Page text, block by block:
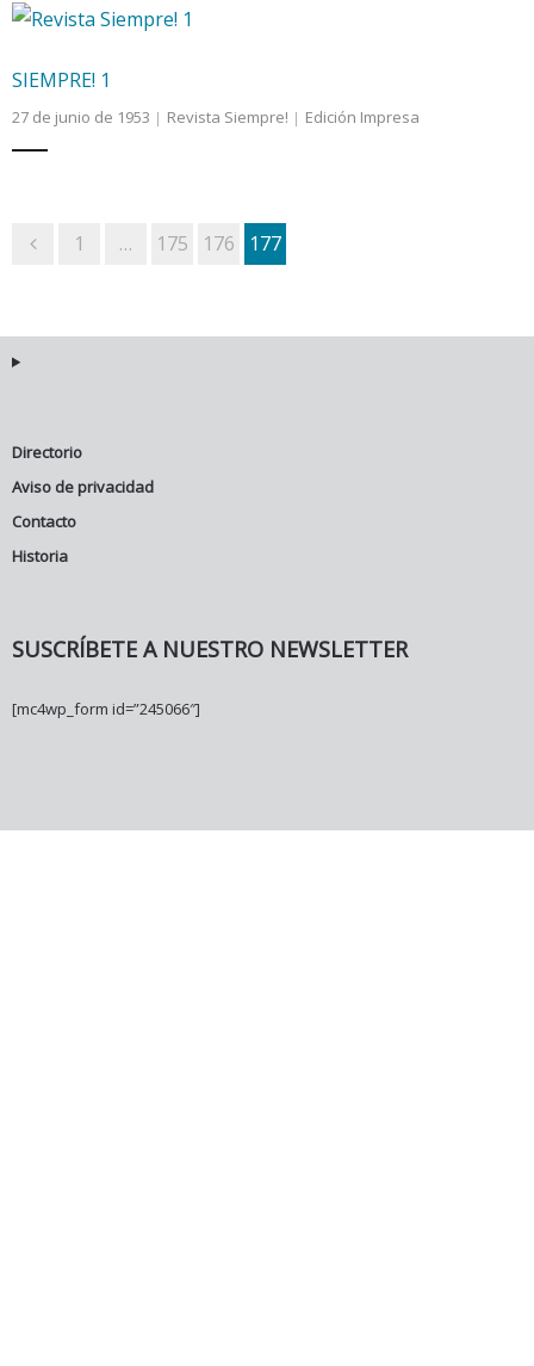
SIEMPRE! 1
27 de junio de 1953 Revista Siempre! Edición Impresa
1 … 175 176 177
Directorio
Aviso de privacidad
Contacto
Historia
SUSCRÍBETE A NUESTRO NEWSLETTER
[mc4wp_form id=”245066″]